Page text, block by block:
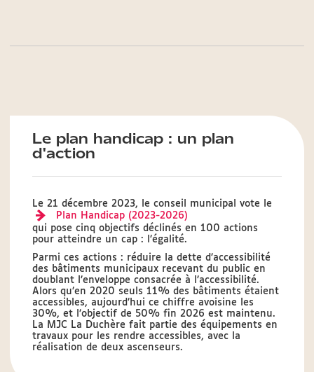
Le plan handicap : un plan
d'action
Le 21 décembre 2023, le conseil municipal vote le
Plan Handicap (2023-2026)
qui pose cinq objectifs déclinés en 100 actions
pour atteindre un cap : l’égalité.
Parmi ces actions : réduire la dette d’accessibilité
des bâtiments municipaux recevant du public en
doublant l’enveloppe consacrée à l’accessibilité.
Alors qu’en 2020 seuls 11% des bâtiments étaient
accessibles, aujourd’hui ce chiffre avoisine les
30%, et l’objectif de 50% fin 2026 est maintenu.
La MJC La Duchère fait partie des équipements en
travaux pour les rendre accessibles, avec la
réalisation de deux ascenseurs.